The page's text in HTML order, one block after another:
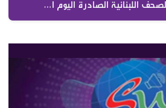
أسرار الصحف اللبنانية الصادرة اليوم الجمعة 7 آب 2026 | أبرز الكواليس السياسية والأمنية